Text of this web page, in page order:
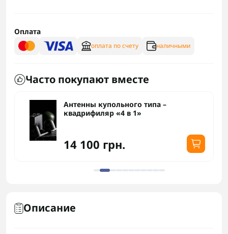
Оплата
оплата по счету наличными
Часто покупают вместе
Антенны купольного типа –
квадрифиляр «4 в 1»
14 100 грн.
Описание